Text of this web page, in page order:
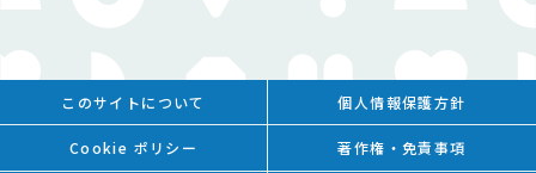
このサイトについて 個人情報保護方針
Cookie ポリシー 著作権・免責事項